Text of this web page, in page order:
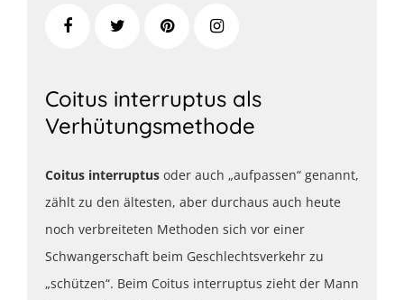
Coitus interruptus als
Verhütungsmethode
Coitus interruptus oder auch „aufpassen“ genannt,
zählt zu den ältesten, aber durchaus auch heute
noch verbreiteten Methoden sich vor einer
Schwangerschaft beim Geschlechtsverkehr zu
„schützen“. Beim Coitus interruptus zieht der Mann